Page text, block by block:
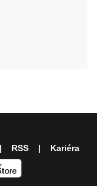
RSS Kariéra